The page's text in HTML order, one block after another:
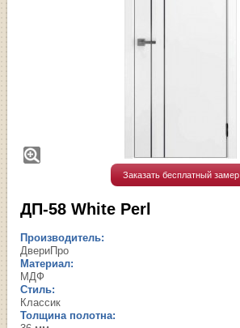
Заказать бесплатный замер
ДП-58 White Perl
Производитель:
ДвериПро
Материал:
МДФ
Стиль:
Классик
Толщина полотна: